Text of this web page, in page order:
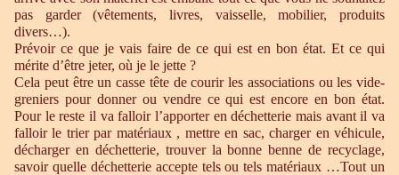
pas garder (vêtements, livres, vaisselle, mobilier, produits
divers…).
Prévoir ce que je vais faire de ce qui est en bon état. Et ce qui
mérite d’être jeter, où je le jette ?
Cela peut être un casse tête de courir les associations ou les vide-
greniers pour donner ou vendre ce qui est encore en bon état.
Pour le reste il va falloir l’apporter en déchetterie mais avant il va
falloir le trier par matériaux , mettre en sac, charger en véhicule,
décharger en déchetterie, trouver la bonne benne de recyclage,
savoir quelle déchetterie accepte tels ou tels matériaux …Tout un